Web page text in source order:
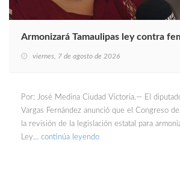
Armonizará Tamaulipas ley contra
viernes, 7 de agosto de 2026
Por: José Medina Ciudad Victoria.— El
Vargas Fernández anunció que el Congreso
la revisión de la legislación estatal para
Ley… continúa leyendo